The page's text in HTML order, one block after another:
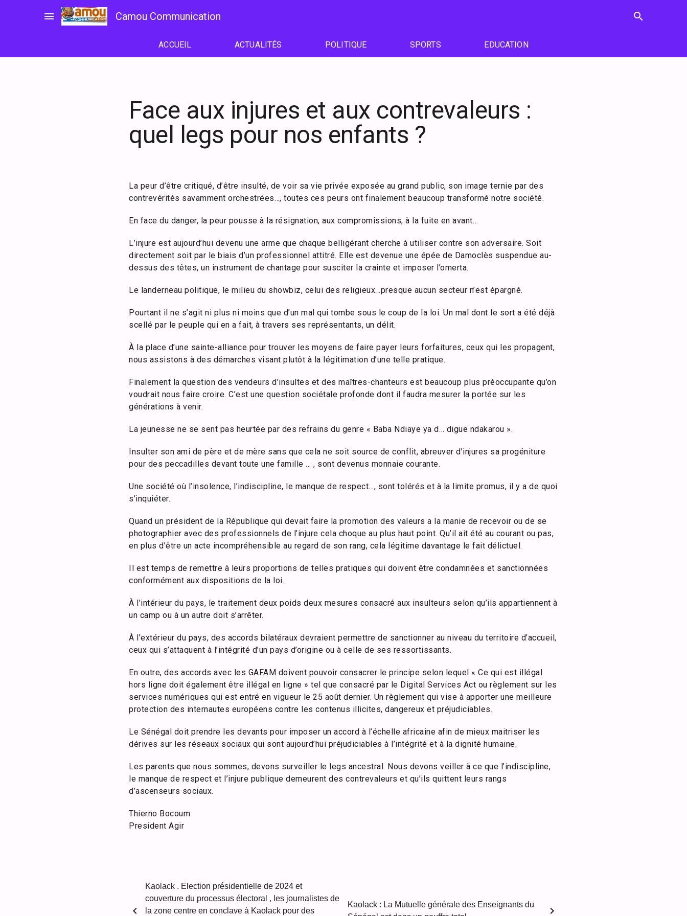
menu Camou Communication search
ACCUEIL ACTUALITÉS POLITIQUE SPORTS EDUCATION
Face aux injures et aux contrevaleurs :
quel legs pour nos enfants ?
La peur d’être critiqué, d’être insulté, de voir sa vie privée exposée au grand public, son image ternie par des
contrevérités savamment orchestrées…, toutes ces peurs ont finalement beaucoup transformé notre société.
En face du danger, la peur pousse à la résignation, aux compromissions, à la fuite en avant…
L’injure est aujourd’hui devenu une arme que chaque belligérant cherche à utiliser contre son adversaire. Soit
directement soit par le biais d’un professionnel attitré. Elle est devenue une épée de Damoclès suspendue au-
dessus des têtes, un instrument de chantage pour susciter la crainte et imposer l’omerta.
Le landerneau politique, le milieu du showbiz, celui des religieux…presque aucun secteur n’est épargné.
Pourtant il ne s’agit ni plus ni moins que d’un mal qui tombe sous le coup de la loi. Un mal dont le sort a été déjà
scellé par le peuple qui en a fait, à travers ses représentants, un délit.
À la place d’une sainte-alliance pour trouver les moyens de faire payer leurs forfaitures, ceux qui les propagent,
nous assistons à des démarches visant plutôt à la légitimation d’une telle pratique.
Finalement la question des vendeurs d’insultes et des maîtres-chanteurs est beaucoup plus préoccupante qu’on
voudrait nous faire croire. C’est une question sociétale profonde dont il faudra mesurer la portée sur les
générations à venir.
La jeunesse ne se sent pas heurtée par des refrains du genre « Baba Ndiaye ya d… digue ndakarou ».
Insulter son ami de père et de mère sans que cela ne soit source de conflit, abreuver d’injures sa progéniture
pour des peccadilles devant toute une famille … , sont devenus monnaie courante.
Une société où l’insolence, l’indiscipline, le manque de respect…, sont tolérés et à la limite promus, il y a de quoi
s’inquiéter.
Quand un président de la République qui devait faire la promotion des valeurs a la manie de recevoir ou de se
photographier avec des professionnels de l’injure cela choque au plus haut point. Qu’il ait été au courant ou pas,
en plus d’être un acte incompréhensible au regard de son rang, cela légitime davantage le fait délictuel.
Il est temps de remettre à leurs proportions de telles pratiques qui doivent être condamnées et sanctionnées
conformément aux dispositions de la loi.
À l’intérieur du pays, le traitement deux poids deux mesures consacré aux insulteurs selon qu’ils appartiennent à
un camp ou à un autre doit s’arrêter.
À l’extérieur du pays, des accords bilatéraux devraient permettre de sanctionner au niveau du territoire d’accueil,
ceux qui s’attaquent à l’intégrité d’un pays d’origine ou à celle de ses ressortissants.
En outre, des accords avec les GAFAM doivent pouvoir consacrer le principe selon lequel « Ce qui est illégal
hors ligne doit également être illégal en ligne » tel que consacré par le Digital Services Act ou règlement sur les
services numériques qui est entré en vigueur le 25 août dernier. Un règlement qui vise à apporter une meilleure
protection des internautes européens contre les contenus illicites, dangereux et préjudiciables.
Le Sénégal doit prendre les devants pour imposer un accord à l’échelle africaine afin de mieux maitriser les
dérives sur les réseaux sociaux qui sont aujourd’hui préjudiciables à l’intégrité et à la dignité humaine.
Les parents que nous sommes, devons surveiller le legs ancestral. Nous devons veiller à ce que l’indiscipline,
le manque de respect et l’injure publique demeurent des contrevaleurs et qu’ils quittent leurs rangs
d’ascenseurs sociaux.
Thierno Bocoum
President Agir
chevron_left
Kaolack . Election présidentielle de 2024 et
couverture du processus électoral , les journalistes de
la zone centre en conclave à Kaolack pour des
Kaolack : La Mutuelle générale des Enseignants du
chevron_right